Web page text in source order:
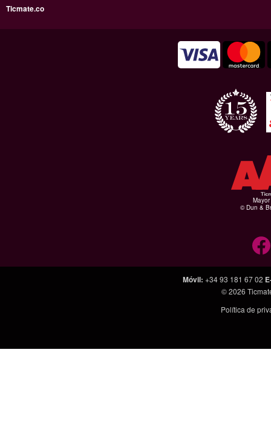
Ticmate.co
© Dun &
Móvil: +34 93 181 67 02
© 2026
Política de